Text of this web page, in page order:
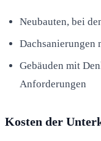
Neubauten, bei
Gebäuden mit
Anforderungen
Kosten der